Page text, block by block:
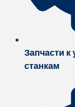
Запчасти
станкам